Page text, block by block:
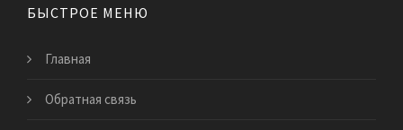
БЫСТРОЕ МЕНЮ
Главная
Обратная связь